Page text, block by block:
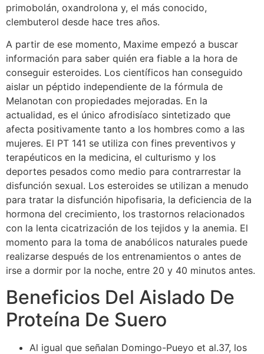
primobolán, oxandrolona y, el más conocido,
clembuterol desde hace tres años.
A partir de ese momento, Maxime empezó a buscar
información para saber quién era fiable a la hora de
conseguir esteroides. Los científicos han conseguido
aislar un péptido independiente de la fórmula de
Melanotan con propiedades mejoradas. En la
actualidad, es el único afrodisíaco sintetizado que
afecta positivamente tanto a los hombres como a las
mujeres. El PT 141 se utiliza con fines preventivos y
terapéuticos en la medicina, el culturismo y los
deportes pesados como medio para contrarrestar la
disfunción sexual. Los esteroides se utilizan a menudo
para tratar la disfunción hipofisaria, la deficiencia de la
hormona del crecimiento, los trastornos relacionados
con la lenta cicatrización de los tejidos y la anemia. El
momento para la toma de anabólicos naturales puede
realizarse después de los entrenamientos o antes de
irse a dormir por la noche, entre 20 y 40 minutos antes.
Beneficios Del Aislado De
Proteína De Suero
Al igual que señalan Domingo-Pueyo et al.37, los